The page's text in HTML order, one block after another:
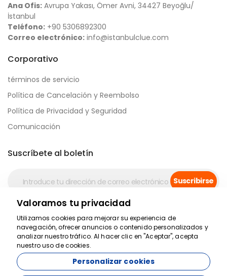
Ana Ofis: Avrupa Yakası, Ömer Avni, 34427 Beyoğlu/
İstanbul
Teléfono: +90 5306892300
Correo electrónico: info@istanbulclue.com
Corporativo
términos de servicio
Política de Cancelación y Reembolso
Política de Privacidad y Seguridad
Comunicación
Suscríbete al boletín
Suscribirse
Valoramos tu privacidad
Utilizamos cookies para mejorar su experiencia de
navegación, ofrecer anuncios o contenido personalizados y
analizar nuestro tráfico. Al hacer clic en "Aceptar", acepta
nuestro uso de cookies.
Personalizar cookies